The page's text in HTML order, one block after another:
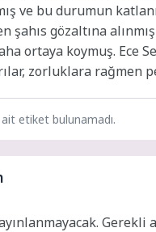
ve bu durumun
şahıs gözaltına
ortaya koymuş. Ece
zorluklara rağmen
ait etiket bulunamadı.
Gerekli